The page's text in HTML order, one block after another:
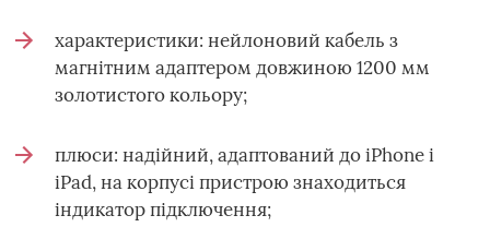
характеристики: нейлоновий кабель з
магнітним адаптером довжиною 1200 мм
золотистого кольору;
плюси: надійний, адаптований до iPhone і
iPad, на корпусі пристрою знаходиться
індикатор підключення;